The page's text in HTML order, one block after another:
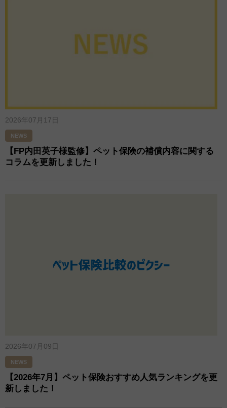
2026年07月17日
NEWS
【FP内田英子様監修】ペット保険の補償内容に関する
コラムを更新しました！
2026年07月09日
NEWS
【2026年7月】ペット保険おすすめ人気ランキングを更
新しました！